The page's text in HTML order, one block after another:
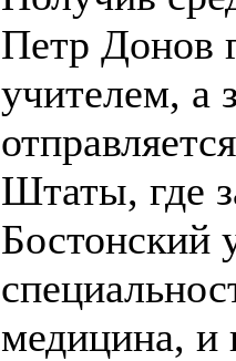
Петр Донов
учителем, а
Штаты, где
Бостонский
медицина, и